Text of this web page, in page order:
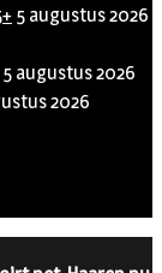
5 augustus 2026
5 augustus 2026
2026